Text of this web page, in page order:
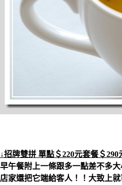
↓招牌雙拼 單點＄220元套餐＄290
早午餐附上一條跟多一點差不多
店家還把它端給客人！！大致上